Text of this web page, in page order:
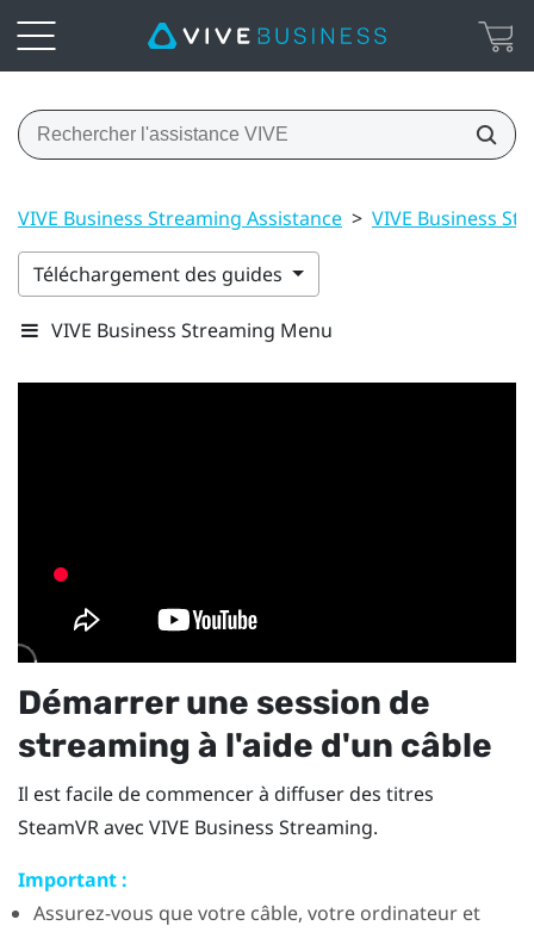
VIVE Business Streaming Assistance > VIVE Business
Téléchargement des guides
VIVE Business Streaming Menu
Démarrer une session de
streaming à l'aide d'un câble
Il est facile de commencer à diffuser des titres
SteamVRavec VIVE Business Streaming.
Important :
Assurez-vous que votre câble, votre ordinateur et